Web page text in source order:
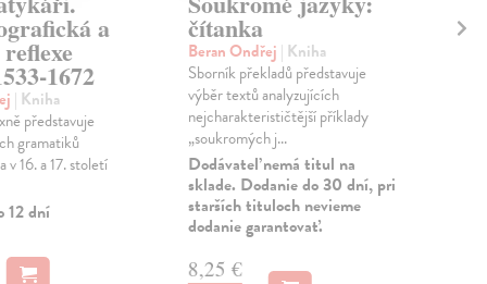
a
1672
| Kniha
představuje
gramatiků
v 16. a 17. století
12 dní
čítanka
Beran Ondřej | Kniha
Sborník překladů představuje
výběr textů analyzujících
nejcharakterističtější příklady
„soukromých j...
Dodávateľ nemá titul na
sklade. Dodanie do 30 dní, pri
starších tituloch nevieme
dodanie garantovať.
8,25 €